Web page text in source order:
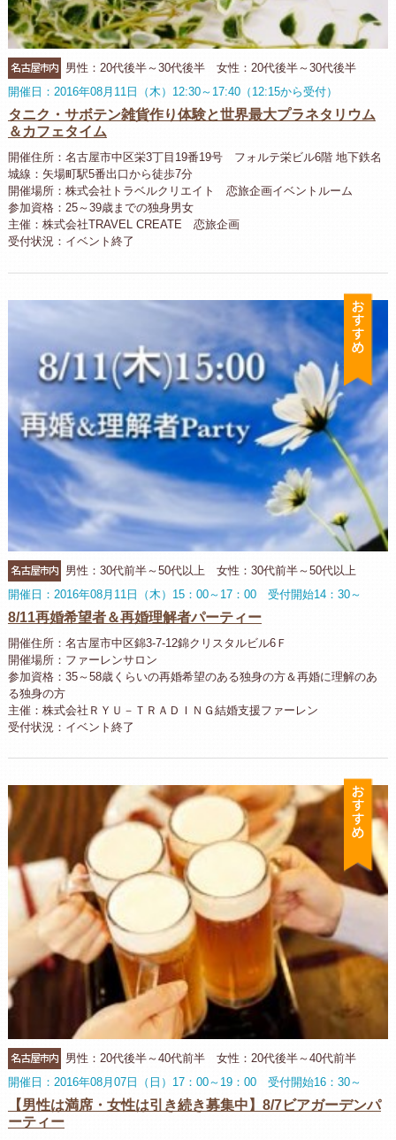
名古屋市内
男性：20代後半～30代後半 女性：20代後半～30代後半
開催日：2016年08月11日（木）12:30～17:40（12:15から受付）
タニク・サボテン雑貨作り体験と世界最大プラネタリウム
＆カフェタイム
開催住所：名古屋市中区栄3丁目19番19号 フォルテ栄ビル6階 地下鉄名
城線：矢場町駅5番出口から徒歩7分
開催場所：株式会社トラベルクリエイト 恋旅企画イベントルーム
参加資格：25～39歳までの独身男女
主催：株式会社TRAVEL CREATE 恋旅企画
受付状況：イベント終了
お
名古屋市内
男性：30代前半～50代以上 女性：30代前半～50代以上
開催日：2016年08月11日（木）15：00～17：00 受付開始14：30～
8/11再婚希望者＆再婚理解者パーティー
開催住所：名古屋市中区錦3-7-12錦クリスタルビル6Ｆ
開催場所：ファーレンサロン
参加資格：35～58歳くらいの再婚希望のある独身の方＆再婚に理解のあ
る独身の方
主催：株式会社ＲＹＵ－ＴＲＡＤＩＮＧ結婚支援ファーレン
受付状況：イベント終了
お
名古屋市内
男性：20代後半～40代前半 女性：20代後半～40代前半
開催日：2016年08月07日（日）17：00～19：00 受付開始16：30～
【男性は満席・女性は引き続き募集中】8/7ビアガーデンパ
ーティー